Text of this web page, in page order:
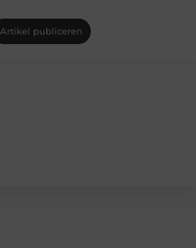
Artikel publiceren